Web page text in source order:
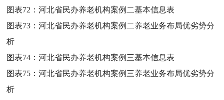
图表72：河北省民办养老机构案例二基本信息表
图表73：河北省民办养老机构案例二养老业务布局优劣势分
析
图表74：河北省民办养老机构案例三基本信息表
图表75：河北省民办养老机构案例三养老业务布局优劣势分
析